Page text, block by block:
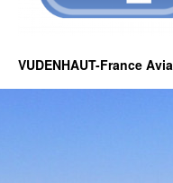
VUDENHAUT-France